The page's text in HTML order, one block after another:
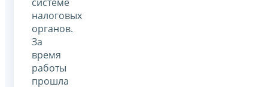
налоговых
органов.
За
время
работы
прошла